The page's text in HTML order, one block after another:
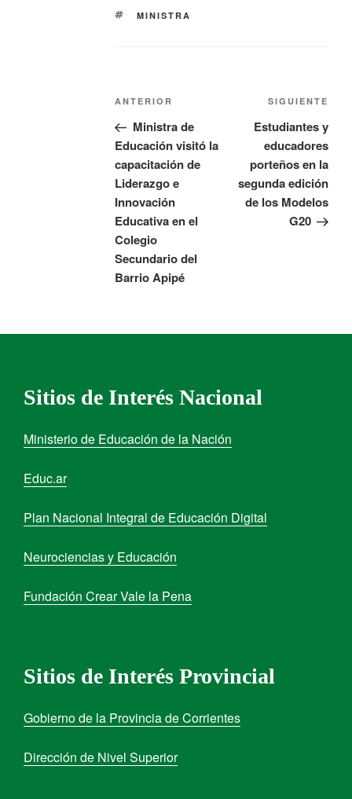
MINISTRA
ANTERIOR
Ministra de
Educación visitó la
capacitación de
Liderazgo e
Innovación
Educativa en el
Colegio
Secundario del
Barrio Apipé
SIGUIENTE
Estudiantes y
educadores
porteños en la
segunda edición
de los Modelos
G20
Sitios de Interés Nacional
Ministerio de Educación de la Nación
Educ.ar
Plan Nacional Integral de Educación Digital
Neurociencias y Educación
Fundación Crear Vale la Pena
Sitios de Interés Provincial
Gobierno de la Provincia de Corrientes
Dirección de Nivel Superior